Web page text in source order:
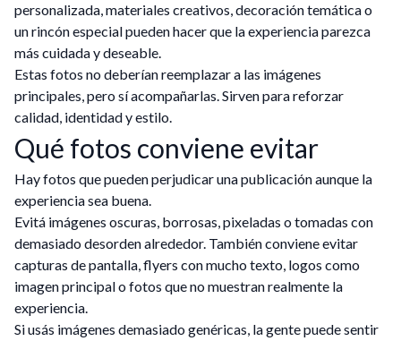
personalizada, materiales creativos, decoración temática o
un rincón especial pueden hacer que la experiencia parezca
más cuidada y deseable.
Estas fotos no deberían reemplazar a las imágenes
principales, pero sí acompañarlas. Sirven para reforzar
calidad, identidad y estilo.
Qué fotos conviene evitar
Hay fotos que pueden perjudicar una publicación aunque la
experiencia sea buena.
Evitá imágenes oscuras, borrosas, pixeladas o tomadas con
demasiado desorden alrededor. También conviene evitar
capturas de pantalla, flyers con mucho texto, logos como
imagen principal o fotos que no muestran realmente la
experiencia.
Si usás imágenes demasiado genéricas, la gente puede sentir